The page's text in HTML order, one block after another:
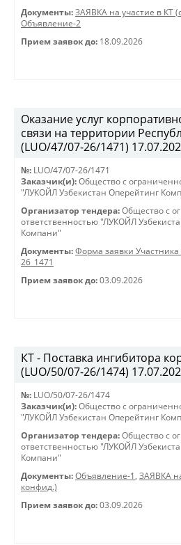
Документы: ЗАЯВКА на участие в КТ
Объявление-2
Прием заявок до: 18.09.2026
Оказание услуг
связи на территории
(LUO/47/07-26/1471)
№: LUO/47/07-26/1471
Заказчик(и): Общество с
"ЛУКОЙЛ Узбекистан Оперейтинг
Организатор тендера: Общество с
ответственностью "ЛУКОЙЛ
Компани"
Документы: Форма заявки Участника
26_1471
Прием заявок до: 03.09.2026
КТ - Поставка ингибитора
(LUO/50/07-26/1474)
№: LUO/50/07-26/1474
Заказчик(и): Общество с
"ЛУКОЙЛ Узбекистан Оперейтинг
Организатор тендера: Общество с
ответственностью "ЛУКОЙЛ
Компани"
Документы: Объявление-1 , ЗАЯВКА
конфид.)
Прием заявок до: 03.09.2026